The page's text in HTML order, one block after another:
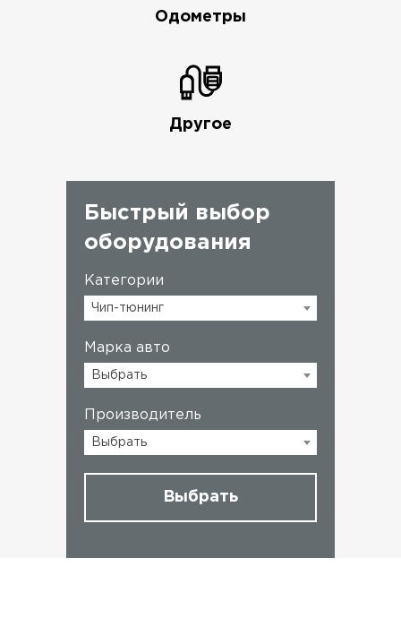
Одометры
Другое
Быстрый выбор
оборудования
Категории
Чип-тюнинг
Марка авто
Выбрать
Производитель
Выбрать